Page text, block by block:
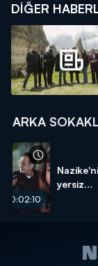
DIĞER
ARKA
00:02:10
yersiz